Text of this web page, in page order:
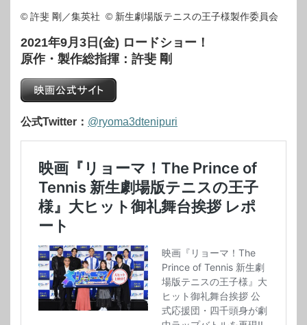
© 許斐 剛／集英社 © 新生劇場版テニスの王子様製作委員会
2021年9月3日(金) ロードショー！
原作・製作総指揮：許斐 剛
公式Twitter： @ryoma3dtenipuri